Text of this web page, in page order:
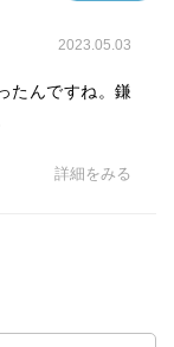
2023.05.03
たんですね。鎌
詳細をみる